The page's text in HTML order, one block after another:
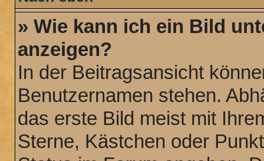
» Wie kann ich ein Bild
anzeigen?
In der Beitragsansicht
Benutzernamen stehen.
das erste Bild meist mit
Sterne, Kästchen oder